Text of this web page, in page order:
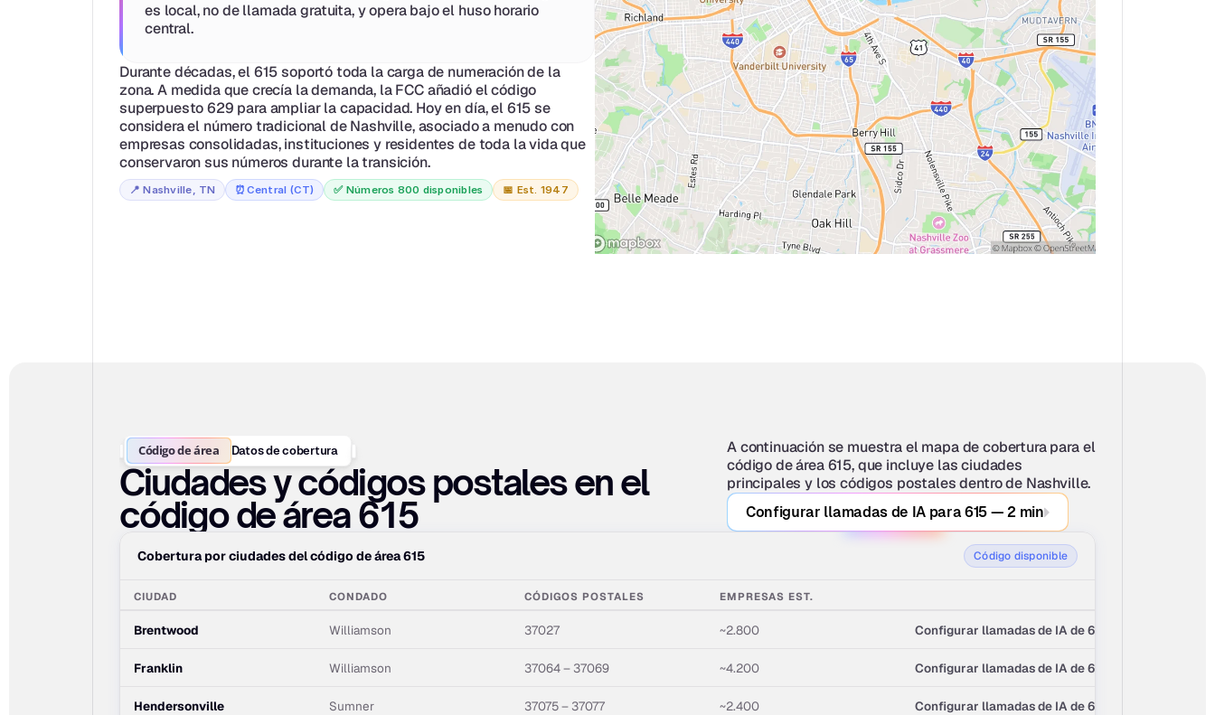
es local, no de llamada gratuita, y opera bajo el huso horario
central.
Durante décadas, el 615 soportó toda la carga de numeración de la
zona. A medida que crecía la demanda, la FCC añadió el código
superpuesto 629 para ampliar la capacidad. Hoy en día, el 615 se
considera el número tradicional de Nashville, asociado a menudo con
empresas consolidadas, instituciones y residentes de toda la vida que
conservaron sus números durante la transición.
📍 Nashville, TN ⏰ Central (CT) ✅ Números 800 disponibles 📅 Est. 1947
Código de área Datos de cobertura
Ciudades y códigos postales en el
código de área 615
A continuación se muestra el mapa de cobertura para el
código de área 615, que incluye las ciudades
principales y los códigos postales dentro de Nashville.
Configurar llamadas de IA para 615 — 2 min
Cobertura por ciudades del código de área 615 Código disponible
CIUDAD CONDADO CÓDIGOS POSTALES EMPRESAS EST.
Brentwood Williamson 37027 ~2.800 Configurar llamadas de IA de 615 →
Franklin Williamson 37064 – 37069 ~4.200 Configurar llamadas de IA de 615 →
Hendersonville Sumner 37075 – 37077 ~2.400 Configurar llamadas de IA de 615 →